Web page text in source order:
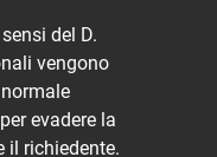
del D.
vengono
evadere la
il richiedente.